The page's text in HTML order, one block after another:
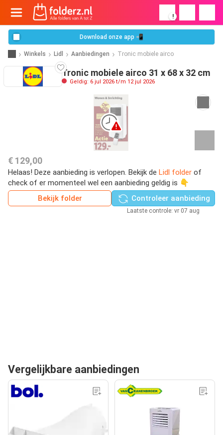
!
Download onze app 📲
Winkels Lidl Aanbiedingen Tronic mobiele airco
Tronic mobiele airco 31 x 68 x 32 cm
Geldig: 6 jul 2026 t/m 12 jul 2026
€ 129,00
Helaas! Deze aanbieding is verlopen. Bekijk de Lidl folder of
check of er momenteel wel een aanbieding geldig is 👇
Bekijk folder
Controleer aanbieding
Laatste controle: vr 07 aug
Vergelijkbare aanbiedingen